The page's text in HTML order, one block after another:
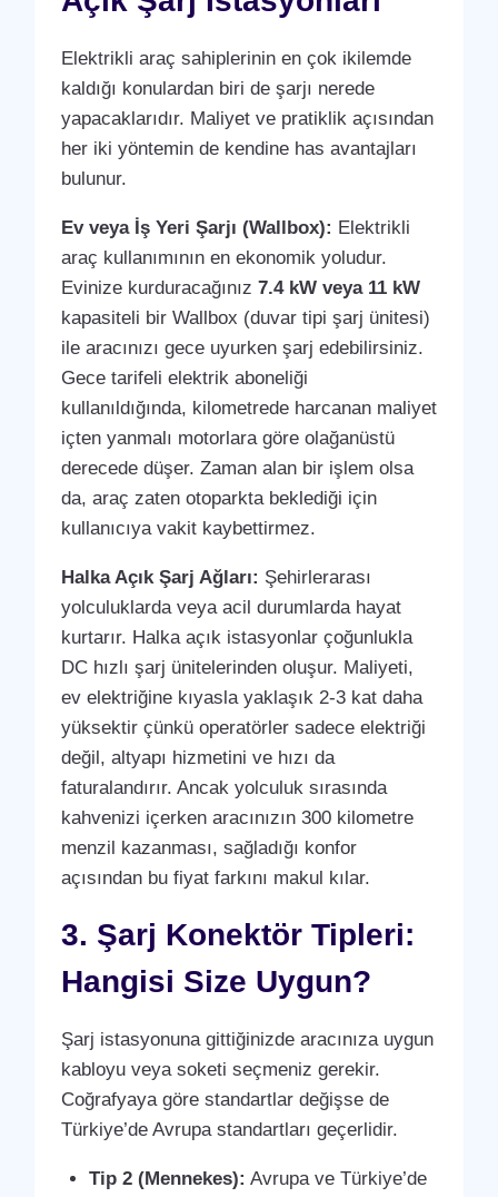
Elektrikli araç sahiplerinin en çok ikilemde
kaldığı konulardan biri de şarjı nerede
yapacaklarıdır. Maliyet ve pratiklik açısından
her iki yöntemin de kendine has avantajları
bulunur.
Ev veya İş Yeri Şarjı (Wallbox): Elektrikli
araç kullanımının en ekonomik yoludur.
Evinize kurduracağınız 7.4 kW veya 11 kW
kapasiteli bir Wallbox (duvar tipi şarj ünitesi)
ile aracınızı gece uyurken şarj edebilirsiniz.
Gece tarifeli elektrik aboneliği
kullanıldığında, kilometrede harcanan maliyet
içten yanmalı motorlara göre olağanüstü
derecede düşer. Zaman alan bir işlem olsa
da, araç zaten otoparkta beklediği için
kullanıcıya vakit kaybettirmez.
Halka Açık Şarj Ağları: Şehirlerarası
yolculuklarda veya acil durumlarda hayat
kurtarır. Halka açık istasyonlar çoğunlukla
DC hızlı şarj ünitelerinden oluşur. Maliyeti,
ev elektriğine kıyasla yaklaşık 2-3 kat daha
yüksektir çünkü operatörler sadece elektriği
değil, altyapı hizmetini ve hızı da
faturalandırır. Ancak yolculuk sırasında
kahvenizi içerken aracınızın 300 kilometre
menzil kazanması, sağladığı konfor
açısından bu fiyat farkını makul kılar.
3. Şarj Konektör Tipleri:
Hangisi Size Uygun?
Şarj istasyonuna gittiğinizde aracınıza uygun
kabloyu veya soketi seçmeniz gerekir.
Coğrafyaya göre standartlar değişse de
Türkiye’de Avrupa standartları geçerlidir.
Tip 2 (Mennekes): Avrupa ve Türkiye’de